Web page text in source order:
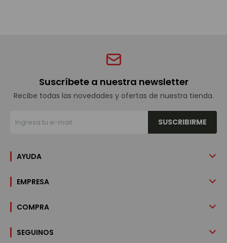
Suscríbete a nuestra newsletter
Recibe todas las novedades y ofertas de nuestra tienda.
SUSCRIBIRME
AYUDA
EMPRESA
COMPRA
SEGUINOS